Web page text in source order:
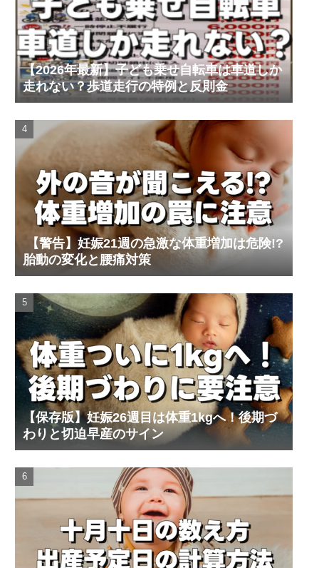
【2026年最新】子ども乗せ自転車は車道しか
走れない？歩道走行の特例と反則金
【警告】妊娠21週の急激な体重増加は危険!?
胎動の変化と腰痛対策
【保存版】妊娠26週目は体重1kgへ！後期づ
わりと切迫早産のサイン